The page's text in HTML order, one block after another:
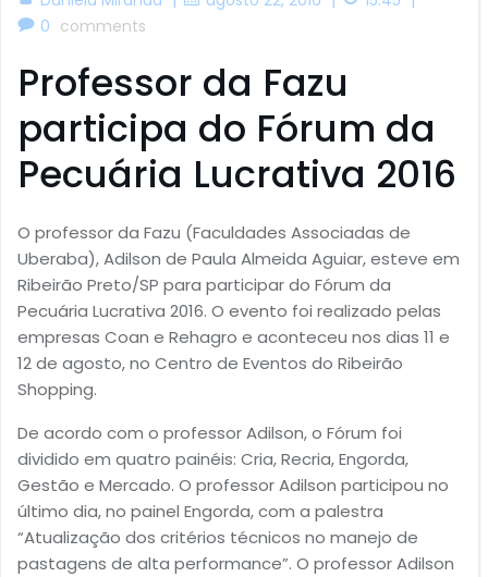
0 comments
Professor da Fazu
participa do Fórum da
Pecuária Lucrativa 2016
O professor da Fazu (Faculdades Associadas de
Uberaba), Adilson de Paula Almeida Aguiar, esteve em
Ribeirão Preto/SP para participar do Fórum da
Pecuária Lucrativa 2016. O evento foi realizado pelas
empresas Coan e Rehagro e aconteceu nos dias 11 e
12 de agosto, no Centro de Eventos do Ribeirão
Shopping.
De acordo com o professor Adilson, o Fórum foi
dividido em quatro painéis: Cria, Recria, Engorda,
Gestão e Mercado. O professor Adilson participou no
último dia, no painel Engorda, com a palestra
“Atualização dos critérios técnicos no manejo de
pastagens de alta performance”. O professor Adilson